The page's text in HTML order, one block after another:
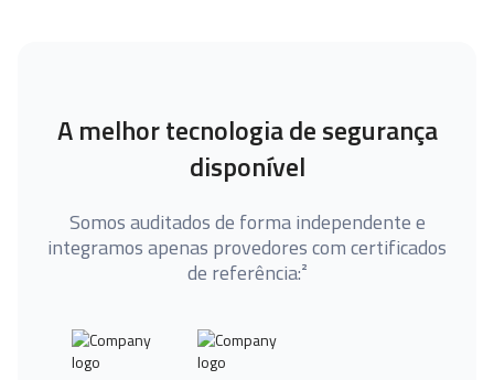
A melhor tecnologia de segurança
disponível
Somos auditados de forma independente e
integramos apenas provedores com certificados
de referência:²